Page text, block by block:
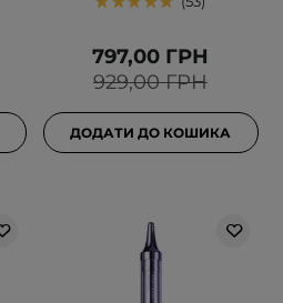
929,00 ГРН
797,00 ГРН
ДОДАТИ ДО КОШИКА